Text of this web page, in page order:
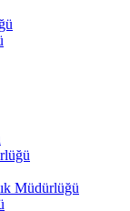
Müdürlüğü